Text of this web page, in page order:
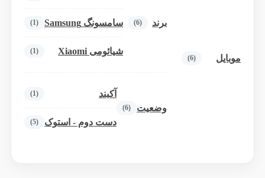
موبایل (6)
برند (6) سامسونگ Samsung (1)
شیائومی Xiaomi (1)
وضعیت (6)
آکبند (1)
دست دوم - استوک (5)